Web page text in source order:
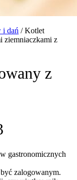
i dań /Kotlet
ziemniaczkami z
z
gastronomicznych
zalogowanym.